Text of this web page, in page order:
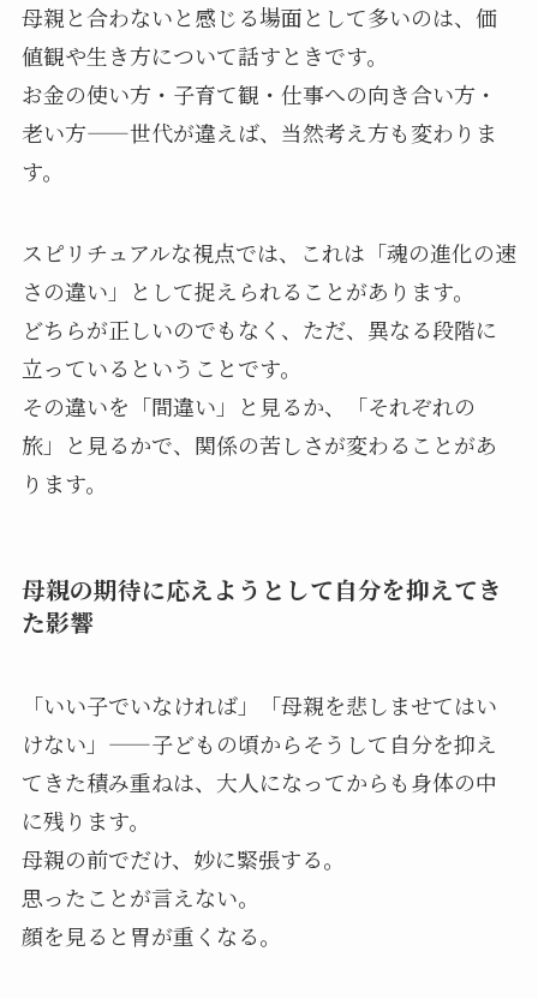
母親と合わないと感じる場面として多いのは、価
値観や生き方について話すときです。
お金の使い方・子育て観・仕事への向き合い方・
老い方——世代が違えば、当然考え方も変わりま
す。
スピリチュアルな視点では、これは「魂の進化の速
さの違い」として捉えられることがあります。
どちらが正しいのでもなく、ただ、異なる段階に
立っているということです。
その違いを「間違い」と見るか、「それぞれの
旅」と見るかで、関係の苦しさが変わることがあ
ります。
母親の期待に応えようとして自分を抑えてき
た影響
「いい子でいなければ」「母親を悲しませてはい
けない」——子どもの頃からそうして自分を抑え
てきた積み重ねは、大人になってからも身体の中
に残ります。
母親の前でだけ、妙に緊張する。
思ったことが言えない。
顔を見ると胃が重くなる。